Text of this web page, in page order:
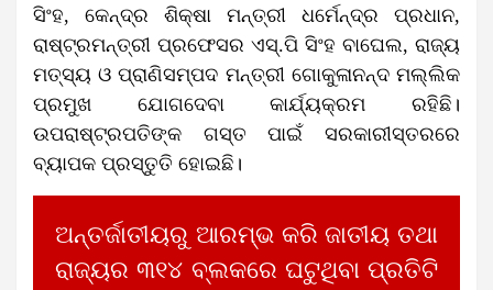
ସିଂହ, କେନ୍ଦ୍ର ଶିକ୍ଷା ମନ୍ତ୍ରୀ ଧର୍ମେନ୍ଦ୍ର ପ୍ରଧାନ,
ରାଷ୍ଟ୍ରମନ୍ତ୍ରୀ ପ୍ରଫେସର ଏସ୍‌.ପି ସିଂହ ବାଘେଲ, ରାଜ୍ୟ
ମତ୍ସ୍ୟ ଓ ପ୍ରାଣିସମ୍ପଦ ମନ୍ତ୍ରୀ ଗୋକୁଳାନନ୍ଦ ମଲ୍ଲିକ
ପ୍ରମୁଖ ଯୋଗଦେବା କାର୍ଯ୍ୟକ୍ରମ ରହିଛି।
ଉପରାଷ୍ଟ୍ରପତିଙ୍କ ଗସ୍ତ ପାଇଁ ସରକାରୀସ୍ତରରେ
ବ୍ୟାପକ ପ୍ରସ୍ତୁତି ହୋଇଛି।
ଅନ୍ତର୍ଜାତୀୟରୁ ଆରମ୍ଭ କରି ଜାତୀୟ ତଥା
ରାଜ୍ୟର ୩୧୪ ବ୍ଲକରେ ଘଟୁଥିବା ପ୍ରତିଟି